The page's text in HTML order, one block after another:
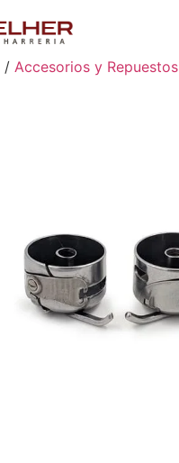
/ Accesorios y Repuestos